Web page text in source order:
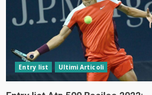
Entry list Ultimi Articoli